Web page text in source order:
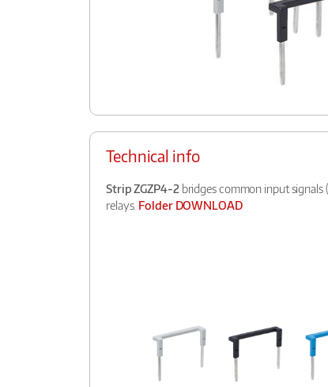
Technical info
Strip ZGZP4-2bridges common input signals
relays. Folder DOWNLOAD